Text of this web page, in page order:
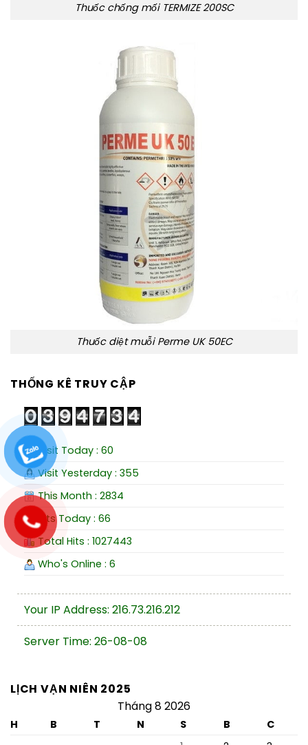
Thuốc chống mối TERMIZE 200SC
Thuốc diệt muỗi Perme UK 50EC
THỐNG KÊ TRUY CẬP
Visit Today : 60
Visit Yesterday : 355
This Month : 2834
Hits Today : 66
Total Hits : 1027443
Who's Online : 6
Your IP Address: 216.73.216.212
Server Time: 26-08-08
LỊCH VẠN NIÊN 2025
Tháng 8 2026
H B T N S B
C